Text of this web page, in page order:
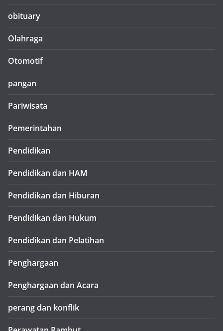
obituary
Olahraga
Otomotif
pangan
Pariwisata
Pemerintahan
Pendidikan
Pendidikan dan HAM
Pendidikan dan Hiburan
Pendidikan dan Hukum
Pendidikan dan Pelatihan
Penghargaan
Penghargaan dan Acara
perang dan konflik